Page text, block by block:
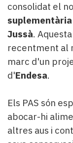
llegit...
Editorial
consolidat el
suplementària
Jussà.
recentment al
marc d'un
d'Endesa.
Els PAS són
abocar-hi
altres aus i